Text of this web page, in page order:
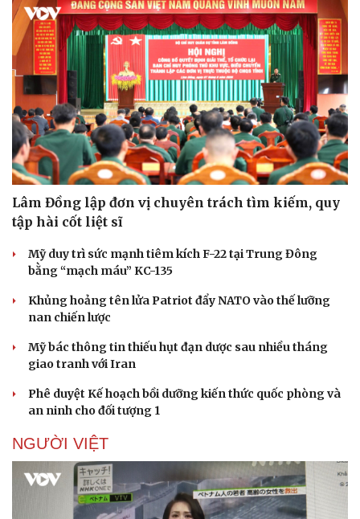
Sức khỏe
Dinh dưỡng - món ngon
Cây thuốc
Sản phụ khoa
Nhi khoa
Nam khoa
Làm đẹp - giảm cân
Phòng mạch online
Ăn sạch sống khỏe
Nhà đẹp
Blog
Tình yêu - Gia đình
Lâm Đồng lập đơn vị chuyên trách tìm kiếm, quy
tập hài cốt liệt sĩ
Mỹ duy trì sức mạnh tiêm kích F-22 tại Trung Đông
bằng “mạch máu” KC-135
Khủng hoảng tên lửa Patriot đẩy NATO vào thế lưỡng
nan chiến lược
Mỹ bác thông tin thiếu hụt đạn dược sau nhiều tháng
giao tranh với Iran
Phê duyệt Kế hoạch bồi dưỡng kiến thức quốc phòng và
an ninh cho đối tượng 1
NGƯỜI VIỆT